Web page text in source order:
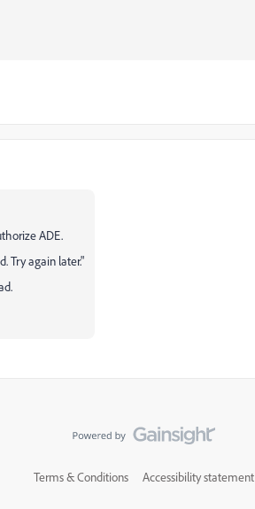
ADE.
Try again later."
Terms & Conditions Accessibility statement